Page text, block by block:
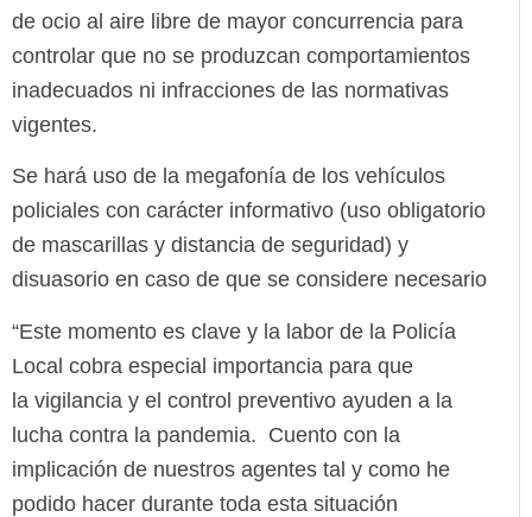
de ocio al aire libre de mayor concurrencia para
controlar que no se produzcan comportamientos
inadecuados ni infracciones de las normativas
vigentes.
Se hará uso de la megafonía de los vehículos
policiales con carácter informativo (uso obligatorio
de mascarillas y distancia de seguridad) y
disuasorio en caso de que se considere necesario
“Este momento es clave y la labor de la Policía
Local cobra especial importancia para que
la vigilancia y el control preventivo ayuden a la
lucha contra la pandemia. Cuento con la
implicación de nuestros agentes tal y como he
podido hacer durante toda esta situación